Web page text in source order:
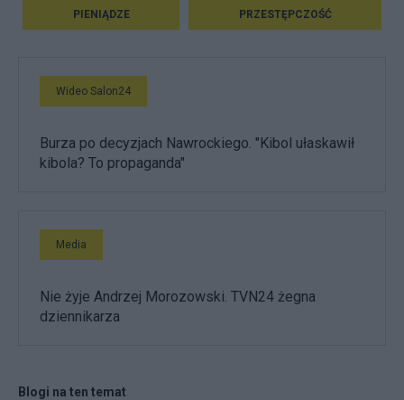
PIENIĄDZE PRZESTĘPCZOŚĆ
Wideo Salon24
Burza po decyzjach Nawrockiego. "Kibol ułaskawił
kibola? To propaganda"
Media
Nie żyje Andrzej Morozowski. TVN24 żegna
dziennikarza
Blogi na ten temat